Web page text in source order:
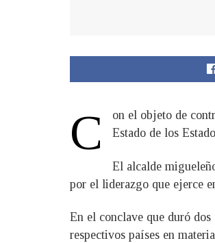
C
on el objeto de
Estado de los
El alcalde
por el liderazgo que ejerce
En el conclave que duró
respectivos países en